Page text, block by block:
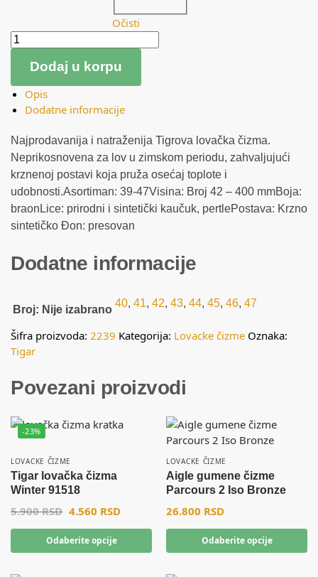
Očisti
Dodaj u korpu
Opis
Dodatne informacije
Najprodavanija i natraženija Tigrova lovačka čizma.
Neprikosnovena za lov u zimskom periodu, zahvaljujući
krznenoj postavi koja pruža osećaj toplote i
udobnosti.Asortiman: 39-47Visina: Broj 42 – 400 mmBoja:
braonLice: prirodni i sintetički kaučuk, pertlePostava: Krzno
sintetičko Đon: presovan
Dodatne informacije
Broj: Nije izabrano
40, 41, 42, 43, 44, 45, 46, 47
Šifra proizvoda: 2239 Kategorija: Lovacke čizme Oznaka:
Tigar
Povezani proizvodi
-23%
LOVACKE ČIZME
Tigar lovačka čizma
Winter 91518
5.900RSD 4.560 RSD
Odaberite opcije
LOVACKE ČIZME
Aigle gumene čizme
Parcours 2 Iso Bronze
26.800 RSD
Odaberite opcije